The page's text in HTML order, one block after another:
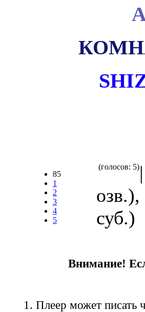
85
1
2
3
4
5
(голосов: 5)
суб.)
Внимание!
1. Плеер может писать